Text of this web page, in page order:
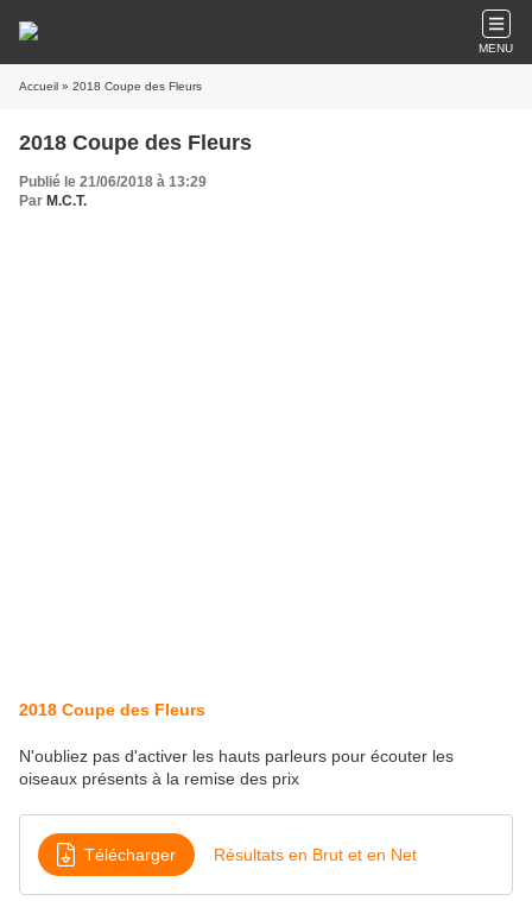
MENU
Accueil » 2018 Coupe des Fleurs
2018 Coupe des Fleurs
Publié le 21/06/2018 à 13:29
Par M.C.T.
2018 Coupe des Fleurs
N'oubliez pas d'activer les hauts parleurs pour écouter les
oiseaux présents à la remise des prix
Télécharger Résultats en Brut et en Net